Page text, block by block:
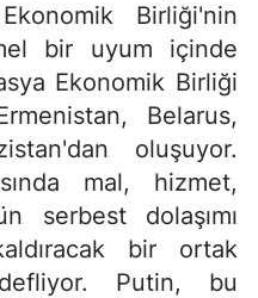
Birliği'nin
bir uyum içinde
Ekonomik Birliği
Belarus,
oluşuyor.
mal, hizmet,
serbest dolaşımı
bir ortak
Putin, bu